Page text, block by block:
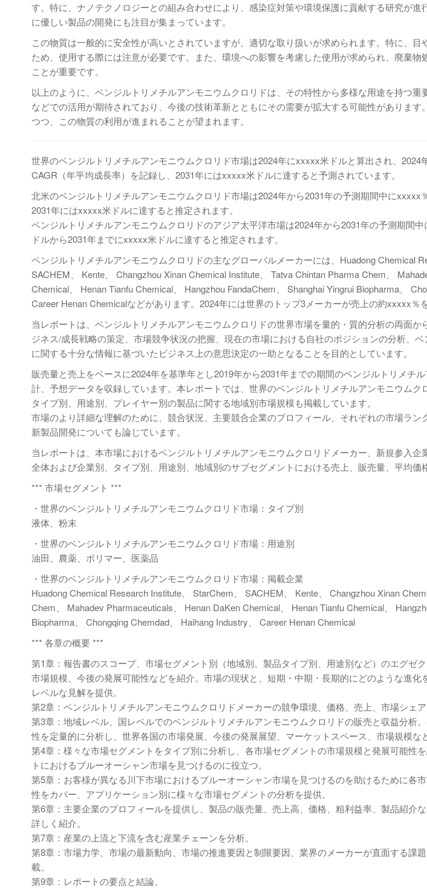
す。特に、ナノテクノロジーとの組み合わせにより、感染症対策や環境保護に貢献する研究が
に優しい製品の開発にも注目が集まっています。
この物質は一般的に安全性が高いとされていますが、適切な取り扱いが求められます。特に、
ため、使用する際には注意が必要です。また、環境への影響を考慮した使用が求められ、廃棄物
ことが重要です。
以上のように、ベンジルトリメチルアンモニウムクロリドは、その特性から多様な用途を持つ
などでの活用が期待されており、今後の技術革新とともにその需要が拡大する可能性がありま
つつ、この物質の利用が進まれることが望まれます。
世界のベンジルトリメチルアンモニウムクロリド市場は2024年にxxxxx米ドルと算出され、
CAGR（年平均成長率）を記録し、2031年にはxxxxx米ドルに達すると予測されています。
北米のベンジルトリメチルアンモニウムクロリド市場は2024年から2031年の予測期間中にxxxxx
2031年にはxxxxx米ドルに達すると推定されます。
ベンジルトリメチルアンモニウムクロリドのアジア太平洋市場は2024年から2031年の予測期間
ドルから2031年までにxxxxx米ドルに達すると推定されます。
ベンジルトリメチルアンモニウムクロリドの主なグローバルメーカーには、Huadong Chemical
SACHEM、 Kente、 Changzhou Xinan Chemical Institute、 Tatva Chintan Pharma Chem、
Chemical、 Henan Tianfu Chemical、 Hangzhou FandaChem、 Shanghai Yingrui Biopharma、
Career Henan Chemicalなどがあります。2024年には世界のトップ3メーカーが売上の約xxxxx％
当レポートは、ベンジルトリメチルアンモニウムクロリドの世界市場を量的・質的分析の両面
ジネス/成長戦略の策定、市場競争状況の把握、現在の市場における自社のポジションの分析、
に関する十分な情報に基づいたビジネス上の意思決定の一助となることを目的としています。
販売量と売上をベースに2024年を基準年とし2019年から2031年までの期間のベンジルトリメチ
計、予想データを収録しています。本レポートでは、世界のベンジルトリメチルアンモニウムク
タイプ別、用途別、プレイヤー別の製品に関する地域別市場規模も掲載しています。
市場のより詳細な理解のために、競合状況、主要競合企業のプロフィール、それぞれの市場ラ
新製品開発についても論じています。
当レポートは、本市場におけるベンジルトリメチルアンモニウムクロリドメーカー、新規参入
全体および企業別、タイプ別、用途別、地域別のサブセグメントにおける売上、販売量、平均価
*** 市場セグメント ***
・世界のベンジルトリメチルアンモニウムクロリド市場：タイプ別
液体、粉末
・世界のベンジルトリメチルアンモニウムクロリド市場：用途別
油田、農薬、ポリマー、医薬品
・世界のベンジルトリメチルアンモニウムクロリド市場：掲載企業
Huadong Chemical Research Institute、 StarChem、 SACHEM、 Kente、 Changzhou Xinan
Chem、 Mahadev Pharmaceuticals、 Henan DaKen Chemical、 Henan Tianfu Chemical、
Biopharma、 Chongqing Chemdad、 Haihang Industry、 Career Henan Chemical
*** 各章の概要 ***
第1章：報告書のスコープ、市場セグメント別（地域別、製品タイプ別、用途別など）のエグゼ
市場規模、今後の発展可能性などを紹介。市場の現状と、短期・中期・長期的にどのような進化
レベルな見解を提供。
第2章：ベンジルトリメチルアンモニウムクロリドメーカーの競争環境、価格、売上、市場シェア
第3章：地域レベル、国レベルでのベンジルトリメチルアンモニウムクロリドの販売と収益分析
性を定量的に分析し、世界各国の市場発展、今後の発展展望、マーケットスペース、市場規模な
第4章：様々な市場セグメントをタイプ別に分析し、各市場セグメントの市場規模と発展可能性
トにおけるブルーオーシャン市場を見つけるのに役立つ。
第5章：お客様が異なる川下市場におけるブルーオーシャン市場を見つけるのを助けるために各
性をカバー、アプリケーション別に様々な市場セグメントの分析を提供。
第6章：主要企業のプロフィールを提供し、製品の販売量、売上高、価格、粗利益率、製品紹介
詳しく紹介。
第7章：産業の上流と下流を含む産業チェーンを分析。
第8章：市場力学、市場の最新動向、市場の推進要因と制限要因、業界のメーカーが直面する課
載。
第9章：レポートの要点と結論。